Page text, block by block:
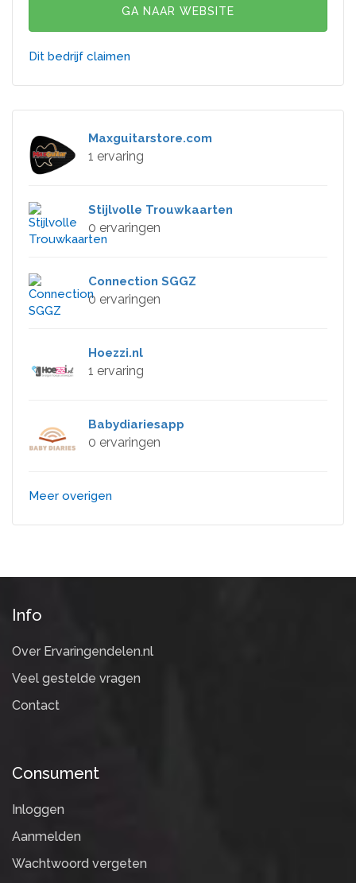
GA NAAR WEBSITE
Dit bedrijf claimen
Maxguitarstore.com
1 ervaring
Stijlvolle Trouwkaarten
0 ervaringen
Connection SGGZ
0 ervaringen
Hoezzi.nl
1 ervaring
Babydiariesapp
0 ervaringen
Meer overigen
Info
Over Ervaringendelen.nl
Veel gestelde vragen
Contact
Consument
Inloggen
Aanmelden
Wachtwoord vergeten